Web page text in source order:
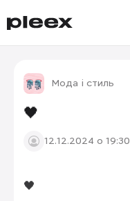
Мода і стиль
🖤
12.12.2024 о 19:30
🖤